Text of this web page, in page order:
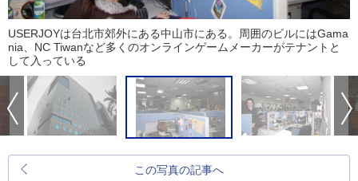
USERJOYは台北市郊外にある中山市にある。周囲のビルにはGama
nia、NC Tiwanなど多くのオンラインゲームメーカーがテナントと
して入っている
この写真の記事へ